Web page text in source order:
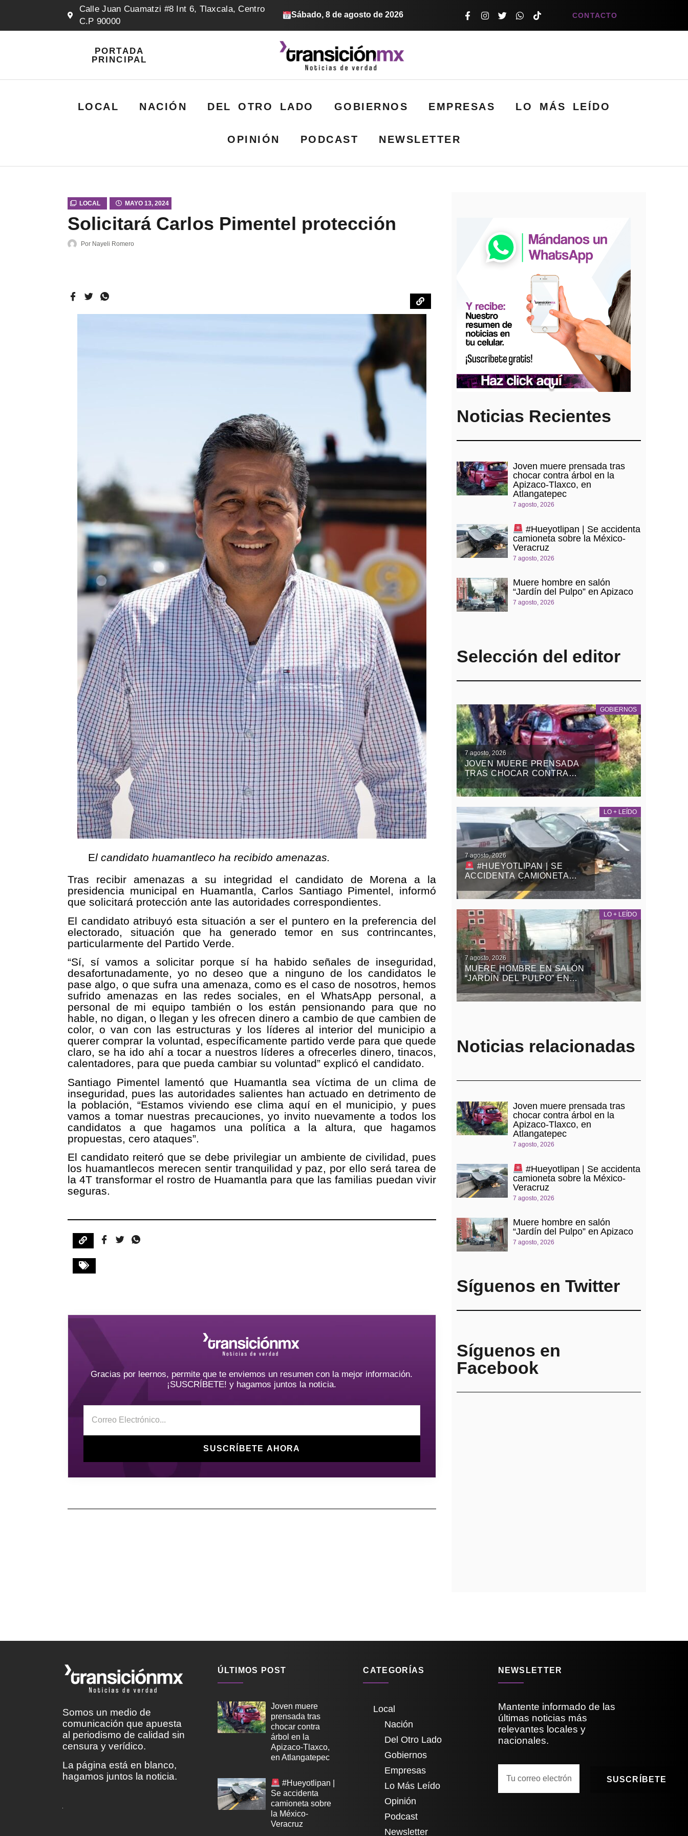
Calle Juan Cuamatzi #8 Int 6, Tlaxcala, Centro
C.P 90000
Sábado, 8 de agosto de 2026 CONTACTO
PORTADA
PRINCIPAL
LOCAL NACIÓN DEL OTRO LADO GOBIERNOS EMPRESAS LO MÁS LEÍDO
OPINIÓN PODCAST NEWSLETTER
LOCAL MAYO 13, 2024
Solicitará Carlos Pimentel protección
Por Nayeli Romero
El candidato huamantleco ha recibido amenazas.
Tras recibir amenazas a su integridad el candidato de Morena a la
presidencia municipal en Huamantla, Carlos Santiago Pimentel, informó
que solicitará protección ante las autoridades correspondientes.
El candidato atribuyó esta situación a ser el puntero en la preferencia del
electorado, situación que ha generado temor en sus contrincantes,
particularmente del Partido Verde.
“Sí, sí vamos a solicitar porque sí ha habido señales de inseguridad,
desafortunadamente, yo no deseo que a ninguno de los candidatos le
pase algo, o que sufra una amenaza, como es el caso de nosotros, hemos
sufrido amenazas en las redes sociales, en el WhatsApp personal, a
personal de mi equipo también o los están pensionando para que no
hable, no digan, o llegan y les ofrecen dinero a cambio de que cambien de
color, o van con las estructuras y los líderes al interior del municipio a
querer comprar la voluntad, específicamente partido verde para que quede
claro, se ha ido ahí a tocar a nuestros líderes a ofrecerles dinero, tinacos,
calentadores, para que pueda cambiar su voluntad” explicó el candidato.
Santiago Pimentel lamentó que Huamantla sea víctima de un clima de
inseguridad, pues las autoridades salientes han actuado en detrimento de
la población, “Estamos viviendo ese clima aquí en el municipio, y pues
vamos a tomar nuestras precauciones, yo invito nuevamente a todos los
candidatos a que hagamos una política a la altura, que hagamos
propuestas, cero ataques”.
El candidato reiteró que se debe privilegiar un ambiente de civilidad, pues
los huamantlecos merecen sentir tranquilidad y paz, por ello será tarea de
la 4T transformar el rostro de Huamantla para que las familias puedan vivir
seguras.
Gracias por leernos, permite que te enviemos un resumen con la mejor información.
¡SUSCRÍBETE! y hagamos juntos la noticia.
SUSCRÍBETE AHORA
Noticias Recientes
Joven muere prensada tras
chocar contra árbol en la
Apizaco-Tlaxco, en
Atlangatepec
7 agosto, 2026
#Hueyotlipan | Se accidenta
camioneta sobre la México-
Veracruz
7 agosto, 2026
Muere hombre en salón
“Jardín del Pulpo” en Apizaco
7 agosto, 2026
Selección del editor
GOBIERNOS
7 agosto, 2026
JOVEN MUERE PRENSADA
TRAS CHOCAR CONTRA
ÁRBOL EN LA APIZACO-
TLAXCO, EN
LO + LEÍDO
7 agosto, 2026
#HUEYOTLIPAN | SE
ACCIDENTA CAMIONETA
SOBRE LA MÉXICO-
VERACRUZ
LO + LEÍDO
7 agosto, 2026
MUERE HOMBRE EN SALÓN
“JARDÍN DEL PULPO” EN
APIZACO
Noticias relacionadas
Joven muere prensada tras
chocar contra árbol en la
Apizaco-Tlaxco, en
Atlangatepec
7 agosto, 2026
#Hueyotlipan | Se accidenta
camioneta sobre la México-
Veracruz
7 agosto, 2026
Muere hombre en salón
“Jardín del Pulpo” en Apizaco
7 agosto, 2026
Síguenos en Twitter
Síguenos en
Facebook
Somos un medio de
comunicación que apuesta
al periodismo de calidad sin
censura y verídico.
La página está en blanco,
hagamos juntos la noticia.
ÚLTIMOS POST
Joven muere
prensada tras
chocar contra
árbol en la
Apizaco-Tlaxco,
en Atlangatepec
#Hueyotlipan |
Se accidenta
camioneta sobre
la México-
Veracruz
CATEGORÍAS
Local
Nación
Del Otro Lado
Gobiernos
Empresas
Lo Más Leído
Opinión
Podcast
Newsletter
NEWSLETTER
Mantente informado de las
últimas noticias más
relevantes locales y
nacionales.
SUSCRÍBETE